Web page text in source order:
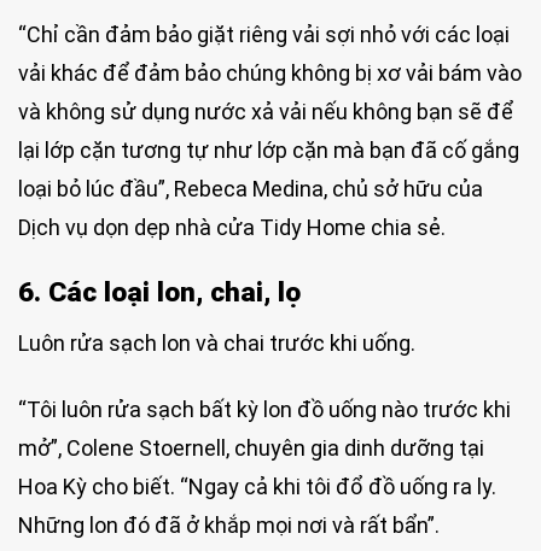
“Chỉ cần đảm bảo giặt riêng vải sợi nhỏ với các loại
vải khác để đảm bảo chúng không bị xơ vải bám vào
và không sử dụng nước xả vải nếu không bạn sẽ để
lại lớp cặn tương tự như lớp cặn mà bạn đã cố gắng
loại bỏ lúc đầu”, Rebeca Medina, chủ sở hữu của
Dịch vụ dọn dẹp nhà cửa Tidy Home chia sẻ.
6. Các loại lon, chai, lọ
Luôn rửa sạch lon và chai trước khi uống.
“Tôi luôn rửa sạch bất kỳ lon đồ uống nào trước khi
mở”, Colene Stoernell, chuyên gia dinh dưỡng tại
Hoa Kỳ cho biết. “Ngay cả khi tôi đổ đồ uống ra ly.
Những lon đó đã ở khắp mọi nơi và rất bẩn”.